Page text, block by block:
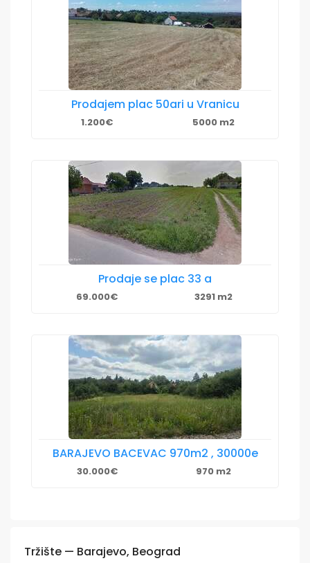
Prodajem plac 50ari u Vranicu
1.200€ 5000 m2
Prodaje se plac 33 a
69.000€ 3291 m2
BARAJEVO BACEVAC 970m2 , 30000e
30.000€ 970 m2
Tržište — Barajevo, Beograd